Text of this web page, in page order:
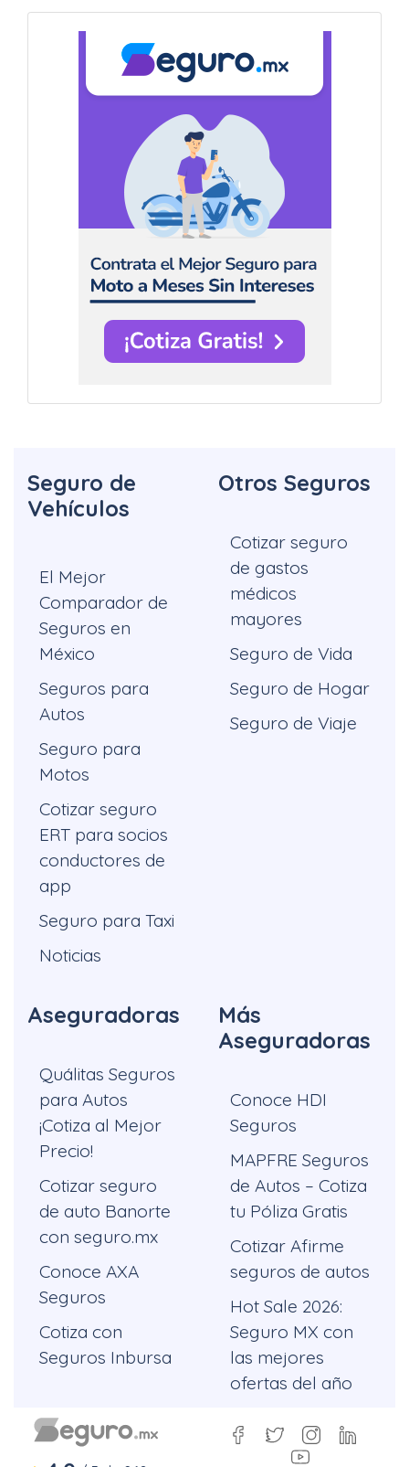
Seguro de
Vehículos
El Mejor
Comparador de
Seguros en
México
Seguros para
Autos
Seguro para
Motos
Cotizar seguro
ERT para socios
conductores de
app
Seguro para Taxi
Noticias
Otros Seguros
Cotizar seguro
de gastos
médicos
mayores
Seguro de Vida
Seguro de Hogar
Seguro de Viaje
Aseguradoras
Quálitas Seguros
para Autos
¡Cotiza al Mejor
Precio!
Cotizar seguro
de auto Banorte
con seguro.mx
Conoce AXA
Seguros
Cotiza con
Seguros Inbursa
Más
Aseguradoras
Conoce HDI
Seguros
MAPFRE Seguros
de Autos – Cotiza
tu Póliza Gratis
Cotizar Afirme
seguros de autos
Hot Sale 2026:
Seguro MX con
las mejores
ofertas del año